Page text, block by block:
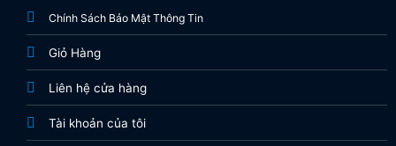
Chính Sách Bảo Mật Thông Tin
Giỏ Hàng
Liên hệ cửa hàng
Tài khoản của tôi